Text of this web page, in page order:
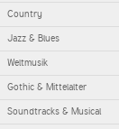
Country
Jazz & Blues
Weltmusik
Gothic & Mittelalter
Soundtracks & Musical